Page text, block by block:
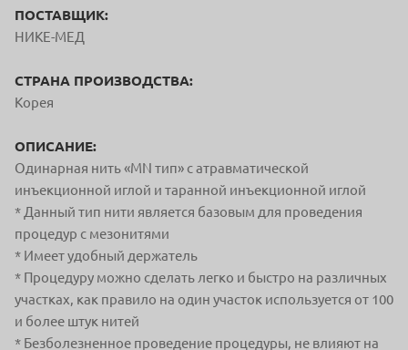
ПОСТАВЩИК:
НИКЕ-МЕД
СТРАНА ПРОИЗВОДСТВА:
Корея
ОПИСАНИЕ:
Одинарная нить «МN тип» с атравматической
инъекционной иглой и таранной инъекционной иглой
* Данный тип нити является базовым для проведения
процедур с мезонитями
* Имеет удобный держатель
* Процедуру можно сделать легко и быстро на различных
участках, как правило на один участок используется от 100
и более штук нитей
* Безболезненное проведение процедуры, не влияют на